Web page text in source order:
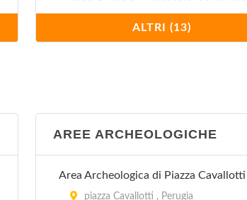
Palazzo Trinci Pinacoteca Civica
Piazza della Repubblica , Foligno
Pinacoteca Civica
piazza Giacomo Matteotti 10, Spello
ALTRI (13)
AREE ARCHEOLOGICHE
Area Archeologica di Piazza Cavallotti
piazza Cavallotti , Perugia